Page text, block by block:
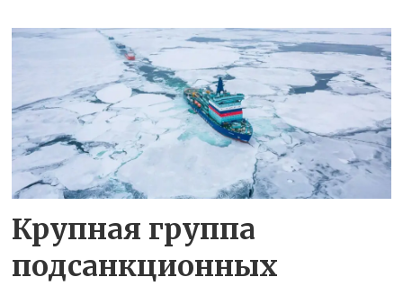
Крупная группа
подсанкционных